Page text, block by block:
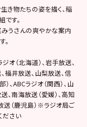
き物たちの姿を描く、稲
す。
うさんの爽やかな案内
。
オ（北海道）、岩手放送、
福井放送、山梨放送、信
、ABCラジオ（関西）、山
、南海放送（愛媛）、高知
送（鹿児島）※ラジオ局ご
ださい